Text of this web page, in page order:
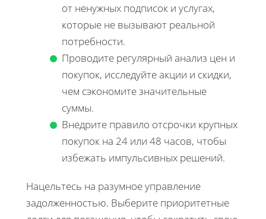
от ненужных подписок и услугах,
которые не вызывают реальной
потребности.
Проводите регулярный анализ цен и
покупок, исследуйте акции и скидки,
чем сэкономите значительные
суммы.
Внедрите правило отсрочки крупных
покупок на 24 или 48 часов, чтобы
избежать импульсивных решений.
Нацельтесь на разумное управление
задолженностью. Выберите приоритетные